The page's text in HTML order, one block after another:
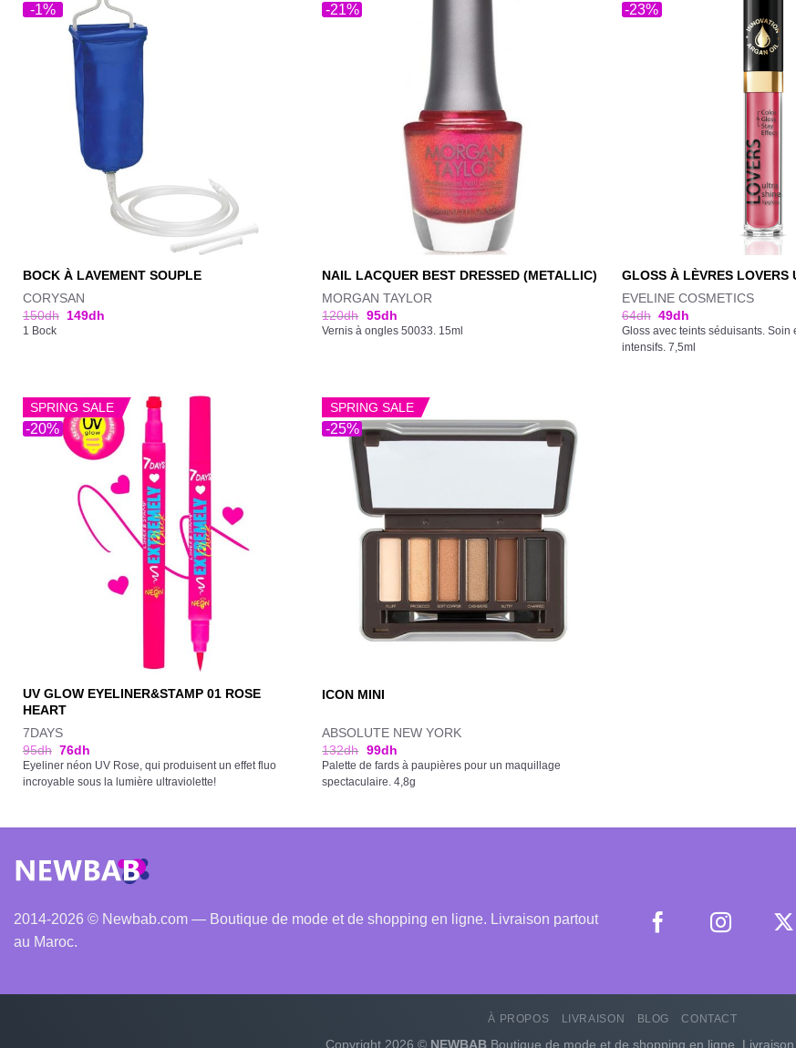
-1%
BOCK À LAVEMENT SOUPLE
CORYSAN
150dh 149dh
1 Bock
-21%
NAIL LACQUER BEST DRESSED (METALLIC)
MORGAN TAYLOR
120dh 95dh
Vernis à ongles 50033. 15ml
-23%
GLOSS À LÈVRES LOVERS
EVELINE COSMETICS
64dh 49dh
Gloss avec teints séduisants. Soin
intensifs. 7,5ml
-20%
SPRING SALE
UV GLOW EYELINER&STAMP 01 ROSE
HEART
7DAYS
95dh 76dh
Eyeliner néon UV Rose, qui produisent un effet fluo
incroyable sous la lumière ultraviolette!
-25%
SPRING SALE
ICON MINI
ABSOLUTE NEW YORK
132dh 99dh
Palette de fards à paupières pour un maquillage
spectaculaire. 4,8g
2014-2026 © Newbab.com — Boutique de mode et de shopping en ligne. Livraison partout
au Maroc.
À PROPOS LIVRAISON BLOG CONTACT
Copyright 2026 © NEWBABBoutique de mode et de shopping en ligne. Livraison